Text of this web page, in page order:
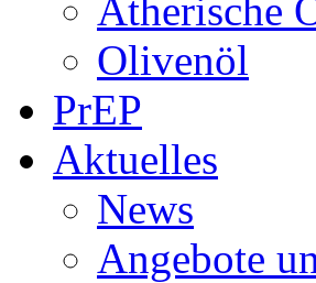
Ätherische
Olivenöl
PrEP
Aktuelles
News
Angebote